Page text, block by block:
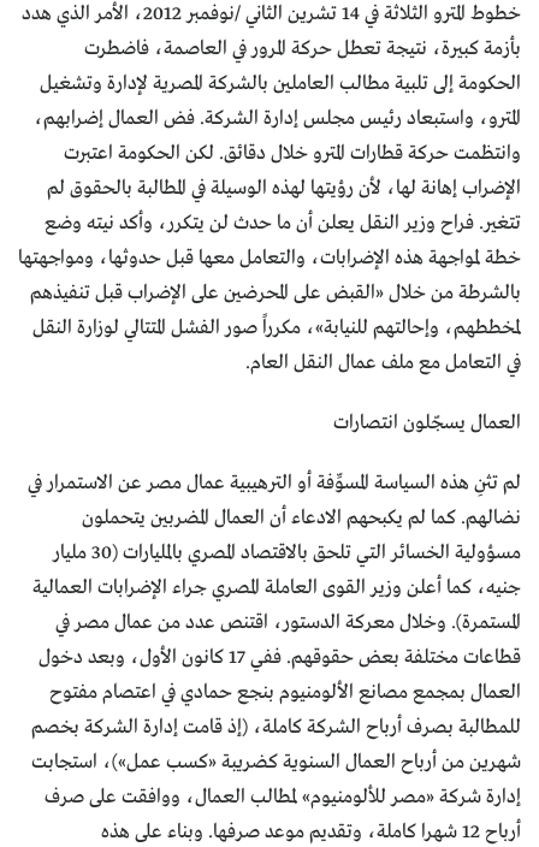
خطوط المترو الثلاثة في 14 تشرين الثاني /نوفمبر 2012، الأمر الذي هدد
بأزمة كبيرة، نتيجة تعطل حركة المرور في العاصمة، فاضطرت
الحكومة إلى تلبية مطالب العاملين بالشركة المصرية لإدارة وتشغيل
المترو، واستبعاد رئيس مجلس إدارة الشركة. فض العمال إضرابهم،
وانتظمت حركة قطارات المترو خلال دقائق. لكن الحكومة اعتبرت
الإضراب إهانة لها، لأن رؤيتها لهذه الوسيلة في المطالبة بالحقوق لم
تتغير. فراح وزير النقل يعلن أن ما حدث لن يتكرر، وأكد نيته وضع
خطة لمواجهة هذه الإضرابات، والتعامل معها قبل حدوثها، ومواجهتها
بالشرطة من خلال «القبض على المحرضين على الإضراب قبل تنفيذهم
لمخططهم، وإحالتهم للنيابة»، مكرراً صور الفشل المتتالي لوزارة النقل
في التعامل مع ملف عمال النقل العام.
العمال يسجّلون انتصارات
لم تثنِ هذه السياسة المسوِّفة أو الترهيبية عمال مصر عن الاستمرار في
نضالهم. كما لم يكبحهم الادعاء أن العمال المضربين يتحملون
مسؤولية الخسائر التي تلحق بالاقتصاد المصري بالمليارات (30 مليار
جنيه، كما أعلن وزير القوى العاملة المصري جراء الإضرابات العمالية
المستمرة). وخلال معركة الدستور، اقتنص عدد من عمال مصر في
قطاعات مختلفة بعض حقوقهم. ففي 17 كانون الأول، وبعد دخول
العمال بمجمع مصانع الألومنيوم بنجع حمادي في اعتصام مفتوح
للمطالبة بصرف أرباح الشركة كاملة، (إذ قامت إدارة الشركة بخصم
شهرين من أرباح العمال السنوية كضريبة «كسب عمل»)، استجابت
إدارة شركة «مصر للألومنيوم» لمطالب العمال، ووافقت على صرف
أرباح 12 شهرا كاملة، وتقديم موعد صرفها. وبناء على هذه